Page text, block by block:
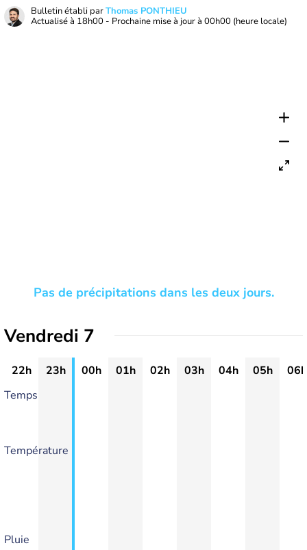
Bulletin établi parThomas PONTHIEU
Actualisé à 18h00 - Prochaine mise à jour à 00h00 (heure locale)
Pas de précipitations dans les deux jours.
Vendredi 7
22h 23h 00h 01h 02h 03h 04h 05h
06h
Temps
Température
Pluie